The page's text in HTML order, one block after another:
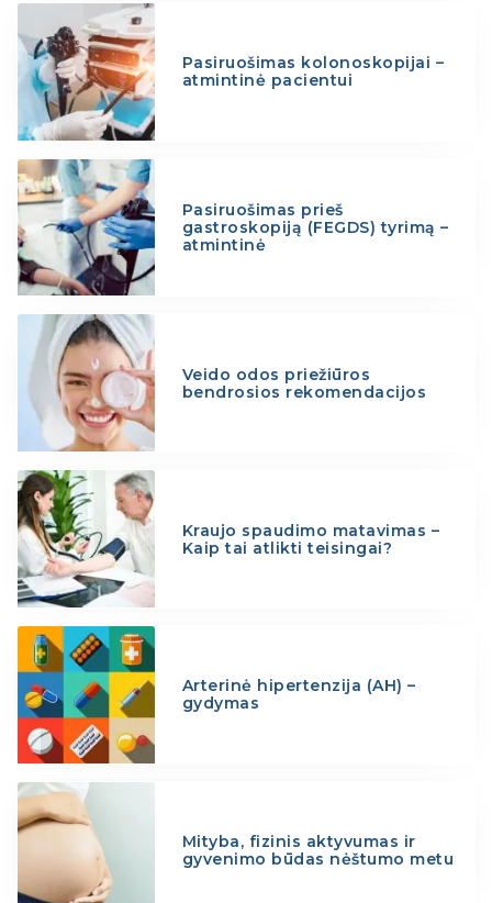
Pasiruošimas kolonoskopijai –
atmintinė pacientui
Pasiruošimas prieš
gastroskopiją (FEGDS) tyrimą –
atmintinė
Veido odos priežiūros
bendrosios rekomendacijos
Kraujo spaudimo matavimas –
Kaip tai atlikti teisingai?
Arterinė hipertenzija (AH) –
gydymas
Mityba, fizinis aktyvumas ir
gyvenimo būdas nėštumo metu